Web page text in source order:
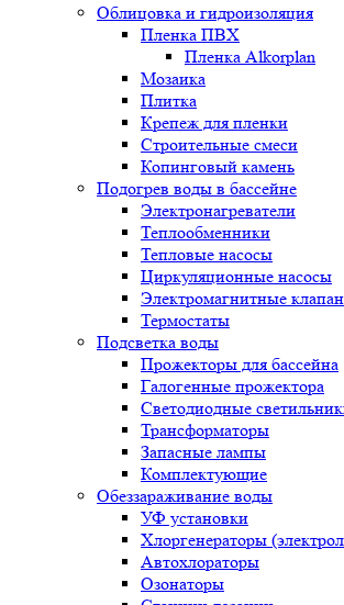
Облицовка и гидроизоляция
Пленка ПВХ
Пленка Alkorplan
Мозаика
Плитка
Крепеж для пленки
Строительные смеси
Копинговый камень
Подогрев воды в бассейне
Электронагреватели
Теплообменники
Тепловые насосы
Циркуляционные насосы
Электромагнитные
Термостаты
Подсветка воды
Прожекторы для бассейна
Галогенные прожектора
Светодиодные
Трансформаторы
Запасные лампы
Комплектующие
Обеззараживание воды
УФ установки
Хлоргенераторы
Автохлораторы
Озонаторы